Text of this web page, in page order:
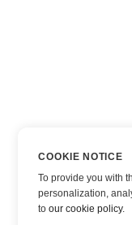
COOKIE NOTICE
To provide you with
personalization,
toour cookie policy.